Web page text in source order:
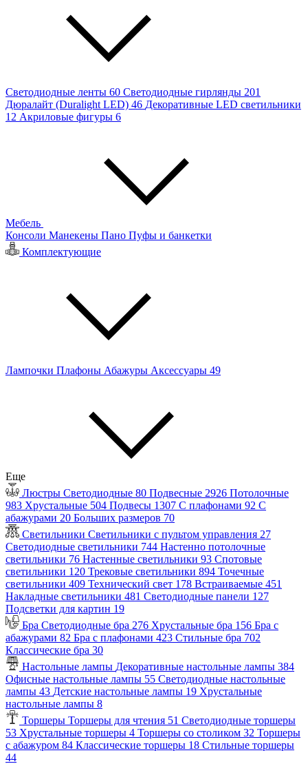
Светодиодные ленты 60 Светодиодные гирлянды 201
Дюралайт (Duralight LED) 46 Декоративные LED светильники
12 Акриловые фигуры 6
Мебель
Консоли Манекены Пано Пуфы и банкетки
Комплектующие
Лампочки Плафоны Абажуры Аксессуары 49
Еще
Люстры Светодиодные 80 Подвесные 2926 Потолочные
983 Хрустальные 504 Подвесы 1307 С плафонами 92 С
абажурами 20 Больших размеров 70
Светильники Светильники с пультом управления 27
Светодиодные светильники 744 Настенно потолочные
светильники 76 Настенные светильники 93 Спотовые
светильники 120 Трековые светильники 894 Точечные
светильники 409 Технический свет 178 Встраиваемые 451
Накладные светильники 481 Светодиодные панели 127
Подсветки для картин 19
Бра Светодиодные бра 276 Хрустальные бра 156 Бра с
абажурами 82 Бра с плафонами 423 Стильные бра 702
Классические бра 30
Настольные лампы Декоративные настольные лампы 384
Офисные настольные лампы 55 Светодиодные настольные
лампы 43 Детские настольные лампы 19 Хрустальные
настольные лампы 8
Торшеры Торшеры для чтения 51 Светодиодные торшеры
53 Хрустальные торшеры 4 Торшеры со столиком 32 Торшеры
с абажуром 84 Классические торшеры 18 Стильные торшеры
44